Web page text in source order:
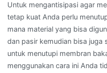
Untuk mengantisipasi agar
tetap kuat Anda perlu
mana material yang bisa
dan pasir kemudian bisa juga
untuk menutupi membran
menggunakan cara ini Anda